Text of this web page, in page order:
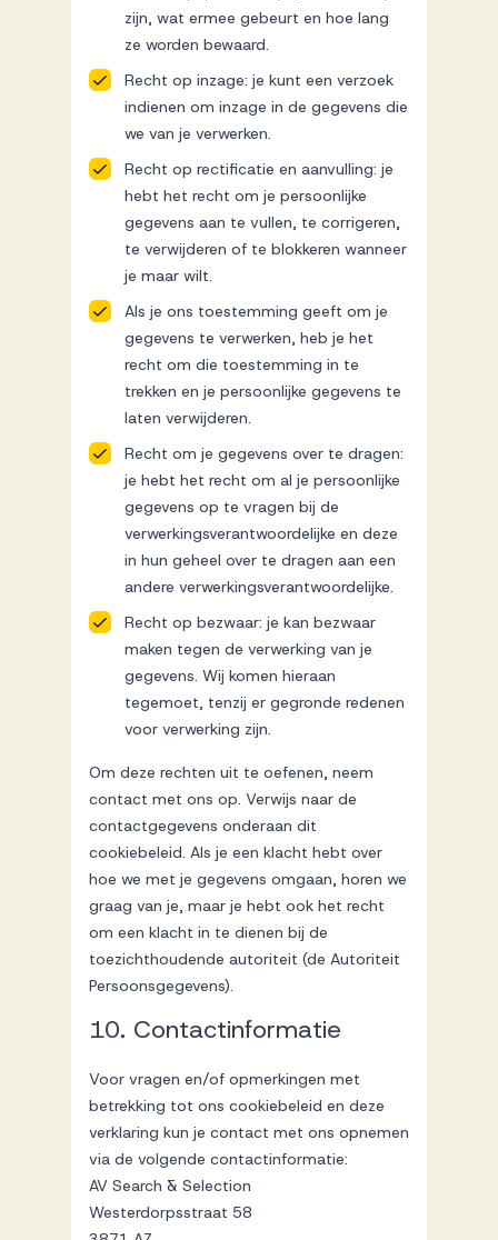
zijn, wat ermee gebeurt en hoe lang
ze worden bewaard.
Recht op inzage: je kunt een verzoek
indienen om inzage in de gegevens die
we van je verwerken.
Recht op rectificatie en aanvulling: je
hebt het recht om je persoonlijke
gegevens aan te vullen, te corrigeren,
te verwijderen of te blokkeren wanneer
je maar wilt.
Als je ons toestemming geeft om je
gegevens te verwerken, heb je het
recht om die toestemming in te
trekken en je persoonlijke gegevens te
laten verwijderen.
Recht om je gegevens over te dragen:
je hebt het recht om al je persoonlijke
gegevens op te vragen bij de
verwerkingsverantwoordelijke en deze
in hun geheel over te dragen aan een
andere verwerkingsverantwoordelijke.
Recht op bezwaar: je kan bezwaar
maken tegen de verwerking van je
gegevens. Wij komen hieraan
tegemoet, tenzij er gegronde redenen
voor verwerking zijn.
Om deze rechten uit te oefenen, neem
contact met ons op. Verwijs naar de
contactgegevens onderaan dit
cookiebeleid. Als je een klacht hebt over
hoe we met je gegevens omgaan, horen we
graag van je, maar je hebt ook het recht
om een klacht in te dienen bij de
toezichthoudende autoriteit (de Autoriteit
Persoonsgegevens).
10. Contactinformatie
Voor vragen en/of opmerkingen met
betrekking tot ons cookiebeleid en deze
verklaring kun je contact met ons opnemen
via de volgende contactinformatie:
AV Search & Selection
Westerdorpsstraat 58